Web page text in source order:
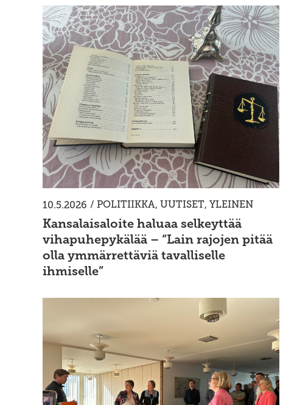
10.5.2026 / POLITIIKKA, UUTISET, YLEINEN
Kansalaisaloite haluaa selkeyttää
vihapuhepykälää – “Lain rajojen pitää
olla ymmärrettäviä tavalliselle
ihmiselle”